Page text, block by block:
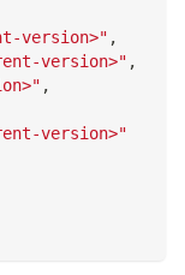
version>" ,
version>" ,
,
version>"